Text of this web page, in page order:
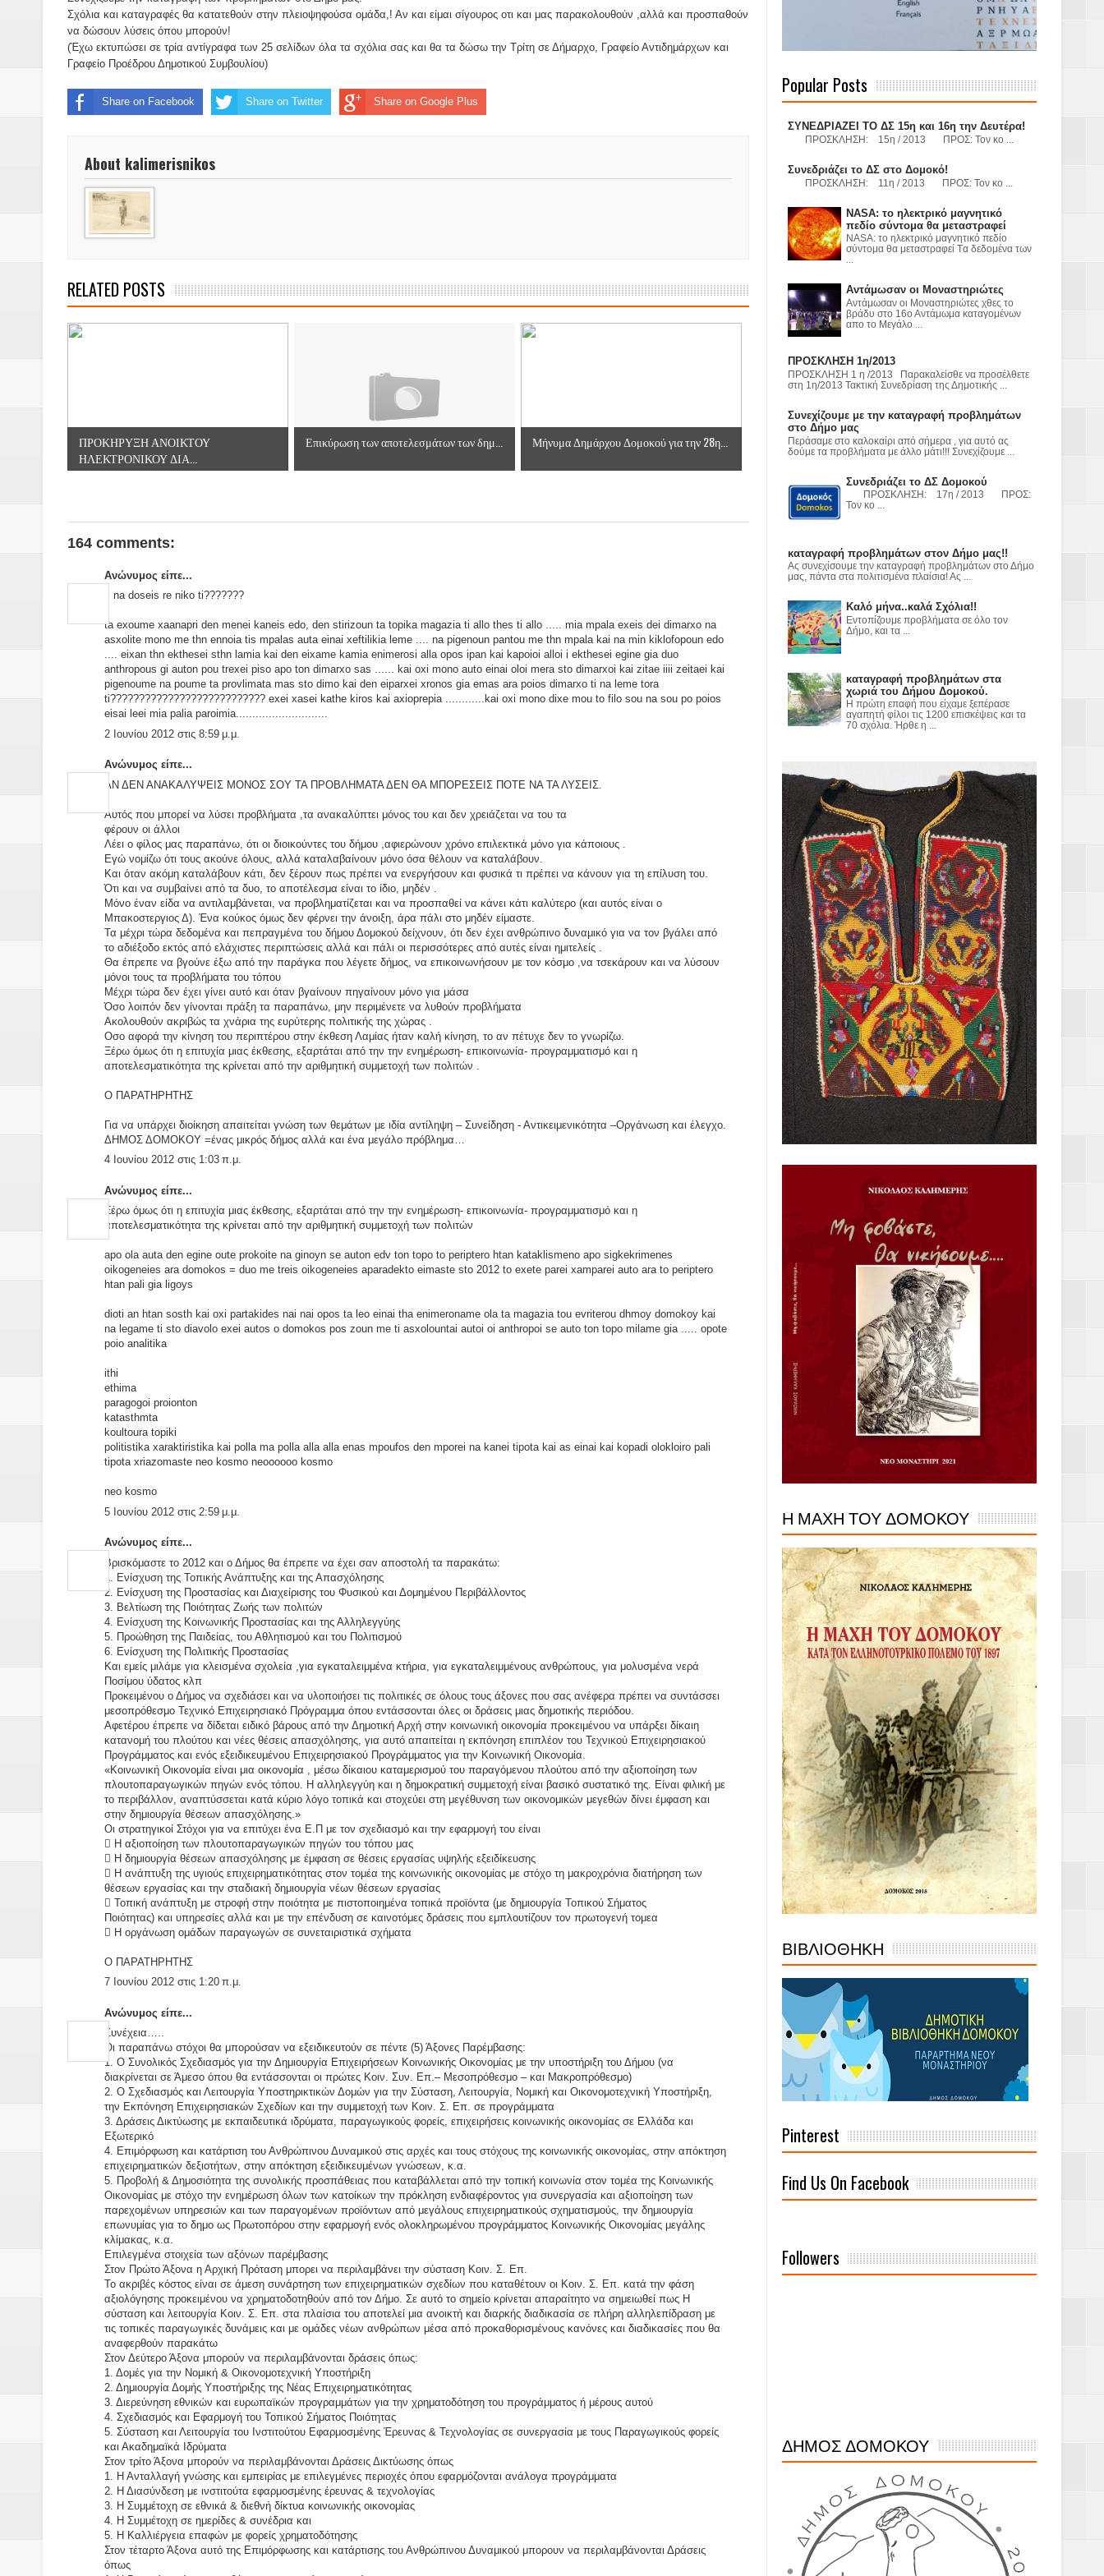
Δύο νέα μηχανήμτα στο Δήμο Δομοκού.
ΝΟΕΜΒΡΙΟΣ 1943 80 χρόνια από το κάψιμο των χωριών της Λίμνης Πλαστήρα από Ιταλούς και Γερμανούς
κατακτητές
Ξεκινούν οι αιτήσεις συμμετοχής στο Διαγωνισμό Ιδεών - Hackathon που διοργανώνει η ΑΝ.ΚΑ Α.Ε. με σκοπό
ανθεκτικότητας έναντι των επιπτώσεων της κλιματικής αλλαγής
ΠΡΟΚΗΡΥΞΗ ΑΝΟΙΚΤΟΥ ΗΛΕΚΤΡΟΝΙΚΟΥ ΔΙΑΓΩΝΙΣΜΟΥ «ΛΕΙΤΟΥΡΓΙΑ ΒΙΟΚΑ ΧΥΤΑ ΔΟΜΟΚΟΥ– ΧΥΤΑ»
Βάιος Γκανής Δομοκός : Δύο μήνες μετά τις πλημμύρες και κινδυνεύουμε να ξαναπλημμυρίσουμε
Επικύρωση των αποτελεσμάτων των δημοτικών εκλογών που έλαβαν χώρα την 8η Οκτωβρίου 2023
H MAXH ΣTO ΝΤΟΜΠΡΟΥΖΗ
Νεομοναστηριώτικα ...Λαϊκή Μαντεία και έθιμα που χάνονται στον καιρό…
Βίντεο του Εφηβικού τμήματος του Επιμορφωτικού στο Λεοντάρι!
Σχόλια και καταγραφές θα κατατεθούν στην πλειοψηφούσα ομάδα,! Αν και είμαι σίγουρος οτι και μας παρακολουθούν ,αλλά και προσπαθούν
να δώσουν λύσεις όπου μπορούν!
(Έχω εκτυπώσει σε τρία αντίγραφα των 25 σελίδων όλα τα σχόλια σας και θα τα δώσω την Τρίτη σε Δήμαρχο, Γραφείο Αντιδημάρχων και
Γραφείο Προέδρου Δημοτικού Συμβουλίου)
Share on Facebook Share on Twitter Share on Google Plus
About kalimerisnikos
RELATED POSTS
ΠΡΟΚΗΡΥΞΗ ΑΝΟΙΚΤΟΥ
ΗΛΕΚΤΡΟΝΙΚΟΥ ΔΙΑ...
Επικύρωση των αποτελεσμάτων των δημ... Μήνυμα Δημάρχου Δομοκού για την 28η...
164 comments:
Ανώνυμος είπε...
ti na doseis re niko ti???????
ta exoume xaanapri den menei kaneis edo, den stirizoun ta topika magazia ti allo thes ti allo ..... mia mpala exeis dei dimarxo na
asxolite mono me thn ennoia tis mpalas auta einai xeftilikia leme .... na pigenoun pantou me thn mpala kai na min kiklofopoun edo
.... eixan thn ekthesei sthn lamia kai den eixame kamia enimerosi alla opos ipan kai kapoioi alloi i ekthesei egine gia duo
anthropous gi auton pou trexei piso apo ton dimarxo sas ...... kai oxi mono auto einai oloi mera sto dimarxoi kai zitae iiii zeitaei kai
pigenoume na poume ta provlimata mas sto dimo kai den eiparxei xronos gia emas ara poios dimarxo ti na leme tora
ti??????????????????????????? exei xasei kathe kiros kai axioprepia ............kai oxi mono dixe mou to filo sou na sou po poios
eisai leei mia palia paroimia............................
2 Ιουνίου 2012 στις 8:59 μ.μ.
Ανώνυμος είπε...
ΑΝ ΔΕΝ ΑΝΑΚΑΛΥΨΕΙΣ ΜΟΝΟΣ ΣΟΥ ΤΑ ΠΡΟΒΛΗΜΑΤΑ ΔΕΝ ΘΑ ΜΠΟΡΕΣΕΙΣ ΠΟΤΕ ΝΑ ΤΑ ΛΥΣΕΙΣ.
Αυτός που μπορεί να λύσει προβλήματα ,τα ανακαλύπτει μόνος του και δεν χρειάζεται να του τα
φέρουν οι άλλοι
Λέει ο φίλος μας παραπάνω, ότι οι διοικούντες του δήμου ,αφιερώνουν χρόνο επιλεκτικά μόνο για κάποιους .
Εγώ νομίζω ότι τους ακούνε όλους, αλλά καταλαβαίνουν μόνο όσα θέλουν να καταλάβουν.
Και όταν ακόμη καταλάβουν κάτι, δεν ξέρουν πως πρέπει να ενεργήσουν και φυσικά τι πρέπει να κάνουν για τη επίλυση του.
Ότι και να συμβαίνει από τα δυο, το αποτέλεσμα είναι το ίδιο, μηδέν .
Μόνο έναν είδα να αντιλαμβάνεται, να προβληματίζεται και να προσπαθεί να κάνει κάτι καλύτερο (και αυτός είναι ο
Μπακοστεργιος Δ). Ένα κούκος όμως δεν φέρνει την άνοιξη, άρα πάλι στο μηδέν είμαστε.
Τα μέχρι τώρα δεδομένα και πεπραγμένα του δήμου Δομοκού δείχνουν, ότι δεν έχει ανθρώπινο δυναμικό για να τον βγάλει από
το αδιέξοδο εκτός από ελάχιστες περιπτώσεις αλλά και πάλι οι περισσότερες από αυτές είναι ημιτελείς .
Θα έπρεπε να βγούνε έξω από την παράγκα που λέγετε δήμος, να επικοινωνήσουν με τον κόσμο ,να τσεκάρουν και να λύσουν
μόνοι τους τα προβλήματα του τόπου
Μέχρι τώρα δεν έχει γίνει αυτό και όταν βγαίνουν πηγαίνουν μόνο για μάσα
Όσο λοιπόν δεν γίνονται πράξη τα παραπάνω, μην περιμένετε να λυθούν προβλήματα
Ακολουθούν ακριβώς τα χνάρια της ευρύτερης πολιτικής της χώρας .
Οσο αφορά την κίνηση του περιπτέρου στην έκθεση Λαμίας ήταν καλή κίνηση, το αν πέτυχε δεν το γνωρίζω.
Ξέρω όμως ότι η επιτυχία μιας έκθεσης, εξαρτάται από την την ενημέρωση- επικοινωνία- προγραμματισμό και η
αποτελεσματικότητα της κρίνεται από την αριθμητική συμμετοχή των πολιτών .
Ο ΠΑΡΑΤΗΡΗΤΗΣ
Για να υπάρχει διοίκηση απαιτείται γνώση των θεμάτων με ιδία αντίληψη – Συνείδηση - Αντικειμενικότητα –Οργάνωση και έλεγχο.
ΔΗΜΟΣ ΔΟΜΟΚΟΥ =ένας μικρός δήμος αλλά και ένα μεγάλο πρόβλημα…
4 Ιουνίου 2012 στις 1:03 π.μ.
Ανώνυμος είπε...
Ξέρω όμως ότι η επιτυχία μιας έκθεσης, εξαρτάται από την την ενημέρωση- επικοινωνία- προγραμματισμό και η
αποτελεσματικότητα της κρίνεται από την αριθμητική συμμετοχή των πολιτών
apo ola auta den egine oute prokoite na ginoyn se auton edv ton topo to periptero htan kataklismeno apo sigkekrimenes
oikogeneies ara domokos = duo me treis oikogeneies aparadekto eimaste sto 2012 to exete parei xamparei auto ara to periptero
htan pali gia ligoys
dioti an htan sosth kai oxi partakides nai nai opos ta leo einai tha enimeroname ola ta magazia tou evriterou dhmoy domokoy kai
na legame ti sto diavolo exei autos o domokos pos zoun me ti asxolountai autoi oi anthropoi se auto ton topo milame gia ..... opote
poio analitika
ithi
ethima
paragogoi proionton
katasthmta
koultoura topiki
politistika xaraktiristika kai polla ma polla alla alla enas mpoufos den mporei na kanei tipota kai as einai kai kopadi olokloiro pali
tipota xriazomaste neo kosmo neoooooo kosmo
neo kosmo
5 Ιουνίου 2012 στις 2:59 μ.μ.
Ανώνυμος είπε...
Βρισκόμαστε το 2012 και ο Δήμος θα έπρεπε να έχει σαν αποστολή τα παρακάτω:
1. Ενίσχυση της Τοπικής Ανάπτυξης και της Απασχόλησης
2. Ενίσχυση της Προστασίας και Διαχείρισης του Φυσικού και Δομημένου Περιβάλλοντος
3. Βελτίωση της Ποιότητας Ζωής των πολιτών
4. Ενίσχυση της Κοινωνικής Προστασίας και της Αλληλεγγύης
5. Προώθηση της Παιδείας, του Αθλητισμού και του Πολιτισμού
6. Ενίσχυση της Πολιτικής Προστασίας
Και εμείς μιλάμε για κλεισμένα σχολεία ,για εγκαταλειμμένα κτήρια, για εγκαταλειμμένους ανθρώπους, για μολυσμένα νερά
Ποσίμου ύδατος κλπ
Προκειμένου ο Δήμος να σχεδιάσει και να υλοποιήσει τις πολιτικές σε όλους τους άξονες που σας ανέφερα πρέπει να συντάσσει
μεσοπρόθεσμο Τεχνικό Επιχειρησιακό Πρόγραμμα όπου εντάσσονται όλες οι δράσεις μιας δημοτικής περιόδου.
Αφετέρου έπρεπε να δίδεται ειδικό βάρους από την Δημοτική Αρχή στην κοινωνική οικονομία προκειμένου να υπάρξει δίκαιη
κατανομή του πλούτου και νέες θέσεις απασχόλησης, για αυτό απαιτείται η εκπόνηση επιπλέον του Τεχνικού Επιχειρησιακού
Προγράμματος και ενός εξειδικευμένου Επιχειρησιακού Προγράμματος για την Κοινωνική Οικονομία.
«Κοινωνική Οικονομία είναι μια οικονομία , μέσω δίκαιου καταμερισμού του παραγόμενου πλούτου από την αξιοποίηση των
πλουτοπαραγωγικών πηγών ενός τόπου. Η αλληλεγγύη και η δημοκρατική συμμετοχή είναι βασικό συστατικό της. Είναι φιλική με
το περιβάλλον, αναπτύσσεται κατά κύριο λόγο τοπικά και στοχεύει στη μεγέθυνση των οικονομικών μεγεθών δίνει έμφαση και
στην δημιουργία θέσεων απασχόλησης.»
Οι στρατηγικοί Στόχοι για να επιτύχει ένα Ε.Π με τον σχεδιασμό και την εφαρμογή του είναι
 Η αξιοποίηση των πλουτοπαραγωγικών πηγών του τόπου μας
 Η δημιουργία θέσεων απασχόλησης με έμφαση σε θέσεις εργασίας υψηλής εξειδίκευσης
 Η ανάπτυξη της υγιούς επιχειρηματικότητας στον τομέα της κοινωνικής οικονομίας με στόχο τη μακροχρόνια διατήρηση των
θέσεων εργασίας και την σταδιακή δημιουργία νέων θέσεων εργασίας
 Τοπική ανάπτυξη με στροφή στην ποιότητα με πιστοποιημένα τοπικά προϊόντα (με δημιουργία Τοπικού Σήματος
Ποιότητας) και υπηρεσίες αλλά και με την επένδυση σε καινοτόμες δράσεις που εμπλουτίζουν τον πρωτογενή τομεα
 Η οργάνωση ομάδων παραγωγών σε συνεταιριστικά σχήματα
Ο ΠΑΡΑΤΗΡΗΤΗΣ
7 Ιουνίου 2012 στις 1:20 π.μ.
Ανώνυμος είπε...
Συνέχεια…..
Οι παραπάνω στόχοι θα μπορούσαν να εξειδικευτούν σε πέντε (5) Άξονες Παρέμβασης:
1. Ο Συνολικός Σχεδιασμός για την Δημιουργία Επιχειρήσεων Κοινωνικής Οικονομίας με την υποστήριξη του Δήμου (να
διακρίνεται σε Άμεσο όπου θα εντάσσονται οι πρώτες Κοιν. Συν. Επ.– Μεσοπρόθεσμο – και Μακροπρόθεσμο)
2. Ο Σχεδιασμός και Λειτουργία Υποστηρικτικών Δομών για την Σύσταση, Λειτουργία, Νομική και Οικονομοτεχνική Υποστήριξη,
την Εκπόνηση Επιχειρησιακών Σχεδίων και την συμμετοχή των Κοιν. Σ. Επ. σε προγράμματα
3. Δράσεις Δικτύωσης με εκπαιδευτικά ιδρύματα, παραγωγικούς φορείς, επιχειρήσεις κοινωνικής οικονομίας σε Ελλάδα και
Εξωτερικό
4. Επιμόρφωση και κατάρτιση του Ανθρώπινου Δυναμικού στις αρχές και τους στόχους της κοινωνικής οικονομίας, στην απόκτηση
επιχειρηματικών δεξιοτήτων, στην απόκτηση εξειδικευμένων γνώσεων, κ.α.
5. Προβολή & Δημοσιότητα της συνολικής προσπάθειας που καταβάλλεται από την τοπική κοινωνία στον τομέα της Κοινωνικής
Οικονομίας με στόχο την ενημέρωση όλων των κατοίκων την πρόκληση ενδιαφέροντος για συνεργασία και αξιοποίηση των
παρεχομένων υπηρεσιών και των παραγομένων προϊόντων από μεγάλους επιχειρηματικούς σχηματισμούς, την δημιουργία
επωνυμίας για το δημο ως Πρωτοπόρου στην εφαρμογή ενός ολοκληρωμένου προγράμματος Κοινωνικής Οικονομίας μεγάλης
κλίμακας, κ.α.
Επιλεγμένα στοιχεία των αξόνων παρέμβασης
Στον Πρώτο Άξονα η Αρχική Πρόταση μπορει να περιλαμβάνει την σύσταση Κοιν. Σ. Επ.
Το ακριβές κόστος είναι σε άμεση συνάρτηση των επιχειρηματικών σχεδίων που καταθέτουν οι Κοιν. Σ. Επ. κατά την φάση
αξιολόγησης προκειμένου να χρηματοδοτηθούν από τον Δήμο. Σε αυτό το σημείο κρίνεται απαραίτητο να σημειωθεί πως Η
σύσταση και λειτουργία Κοιν. Σ. Επ. στα πλαίσια του αποτελεί μια ανοικτή και διαρκής διαδικασία σε πλήρη αλληλεπίδραση με
τις τοπικές παραγωγικές δυνάμεις και με ομάδες νέων ανθρώπων μέσα από προκαθορισμένους κανόνες και διαδικασίες που θα
αναφερθούν παρακάτω
Στον Δεύτερο Άξονα μπορούν να περιλαμβάνονται δράσεις όπως:
1. Δομές για την Νομική & Οικονομοτεχνική Υποστήριξη
2. Δημιουργία Δομής Υποστήριξης της Νέας Επιχειρηματικότητας
3. Διερεύνηση εθνικών και ευρωπαϊκών προγραμμάτων για την χρηματοδότηση του προγράμματος ή μέρους αυτού
4. Σχεδιασμός και Εφαρμογή του Τοπικού Σήματος Ποιότητας
5. Σύσταση και Λειτουργία του Ινστιτούτου Εφαρμοσμένης Έρευνας & Τεχνολογίας σε συνεργασία με τους Παραγωγικούς φορείς
και Ακαδημαϊκά Ιδρύματα
Στον τρίτο Άξονα μπορούν να περιλαμβάνονται Δράσεις Δικτύωσης όπως
1. Η Ανταλλαγή γνώσης και εμπειρίας με επιλεγμένες περιοχές όπου εφαρμόζονται ανάλογα προγράμματα
2. Η Διασύνδεση με ινστιτούτα εφαρμοσμένης έρευνας & τεχνολογίας
3. Η Συμμέτοχη σε εθνικά & διεθνή δίκτυα κοινωνικής οικονομίας
4. Η Συμμέτοχη σε ημερίδες & συνέδρια και
5. Η Καλλιέργεια επαφών με φορείς χρηματοδότησης
Στον τέταρτο Άξονα αυτό της Επιμόρφωσης και κατάρτισης του Ανθρώπινου Δυναμικού μπορουν να περιλαμβάνονται Δράσεις
όπως
Popular Posts
ΣΥΝΕΔΡΙΑΖΕΙ ΤΟ ΔΣ 15η και 16η την Δευτέρα!
ΠΡΟΣΚΛΗΣΗ: 15η / 2013 ΠΡΟΣ: Τον κο ...
Συνεδριάζει το ΔΣ στο Δομοκό!
ΠΡΟΣΚΛΗΣΗ: 11η / 2013 ΠΡΟΣ: Τον κο ...
NASA: το ηλεκτρικό μαγνητικό
πεδίο σύντομα θα μεταστραφεί
NASA: το ηλεκτρικό μαγνητικό πεδίο
σύντομα θα μεταστραφεί Tα δεδομένα των
Αντάμωσαν οι Μοναστηριώτες
Αντάμωσαν οι Μοναστηριώτες χθες το
βράδυ στο 16ο Αντάμωμα καταγομένων
απο το Μεγάλο ...
ΠΡΟΣΚΛΗΣΗ 1η/2013
ΠΡΟΣΚΛΗΣΗ 1 η /2013 Παρακαλείσθε να προσέλθετε
στη 1η/2013 Τακτική Συνεδρίαση της Δημοτικής ...
Συνεχίζουμε με την καταγραφή προβλημάτων
στο Δήμο μας
Περάσαμε στο καλοκαίρι από σήμερα , για αυτό ας
δούμε τα προβλήματα με άλλο μάτι!!! Συνεχίζουμε ...
Συνεδριάζει το ΔΣ Δομοκού
ΠΡΟΣΚΛΗΣΗ: 17η / 2013 ΠΡΟΣ:
Τον κο ...
καταγραφή προβλημάτων στον Δήμο μας!!
Ας συνεχίσουμε την καταγραφή προβλημάτων στο Δήμο
μας, πάντα στα πολιτισμένα πλαίσια! Ας ...
Καλό μήνα..καλά Σχόλια!!
Εντοπίζουμε προβλήματα σε όλο τον
Δήμο, και τα ...
καταγραφή προβλημάτων στα
χωριά του Δήμου Δομοκού.
Η πρώτη επαφή που είχαμε ξεπέρασε
αγαπητή φίλοι τις 1200 επισκέψεις και τα
70 σχόλια. Ήρθε η ...
Η ΜΑΧΗ ΤΟΥ ΔΟΜΟΚΟΥ
ΒΙΒΛΙΟΘΗΚΗ
Pinterest
Find Us On Facebook
Followers
ΔΗΜΟΣ ΔΟΜΟΚΟΥ